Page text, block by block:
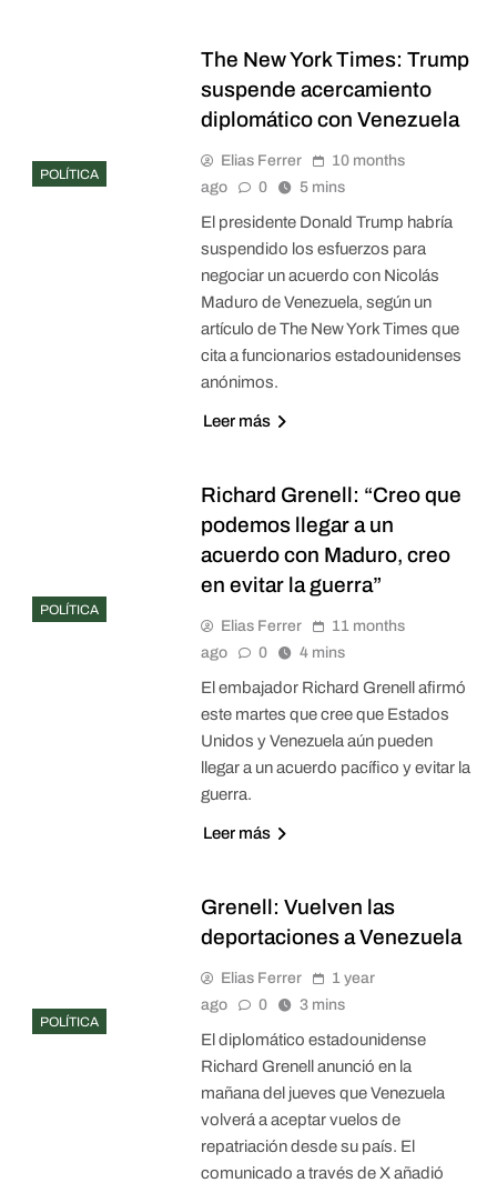
POLÍTICA
The New York Times: Trump
suspende acercamiento
diplomático con Venezuela
Elias Ferrer
10 months
ago
0 5 mins
El presidente Donald Trump habría
suspendido los esfuerzos para
negociar un acuerdo con Nicolás
Maduro de Venezuela, según un
artículo de The New York Times que
cita a funcionarios estadounidenses
anónimos.
Leer más
POLÍTICA
Richard Grenell: “Creo que
podemos llegar a un
acuerdo con Maduro, creo
en evitar la guerra”
Elias Ferrer
11 months
ago
0 4 mins
El embajador Richard Grenell afirmó
este martes que cree que Estados
Unidos y Venezuela aún pueden
llegar a un acuerdo pacífico y evitar la
guerra.
Leer más
POLÍTICA
Grenell: Vuelven las
deportaciones a Venezuela
Elias Ferrer
1 year
ago
0 3 mins
El diplomático estadounidense
Richard Grenell anunció en la
mañana del jueves que Venezuela
volverá a aceptar vuelos de
repatriación desde su país. El
comunicado a través de X añadió